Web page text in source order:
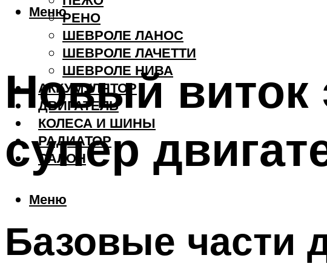
РЕНО
ШЕВРОЛЕ ЛАНОС
ШЕВРОЛЕ ЛАЧЕТТИ
ШЕВРОЛЕ НИВА
АККУМУЛЯТОР
ДВИГАТЕЛЬ
КОЛЕСА И ШИНЫ
РАДИАТОР
САЛОН
Меню
Меню
Новый
супер
Базовые части